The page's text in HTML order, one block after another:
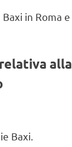
in Roma e
alla
Baxi.